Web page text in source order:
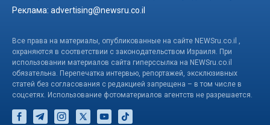
Реклама: advertising@newsru.co.il
Все права на материалы, опубликованные на сайте NEWSru.co.il ,
охраняются в соответствии с законодательством Израиля. При
использовании материалов сайта гиперссылка на NEWSru.co.il
обязательна. Перепечатка интервью, репортажей, эксклюзивных
статей без согласования с редакцией запрещена – в том числе в
соцсетях. Использование фотоматериалов агентств не разрешается.